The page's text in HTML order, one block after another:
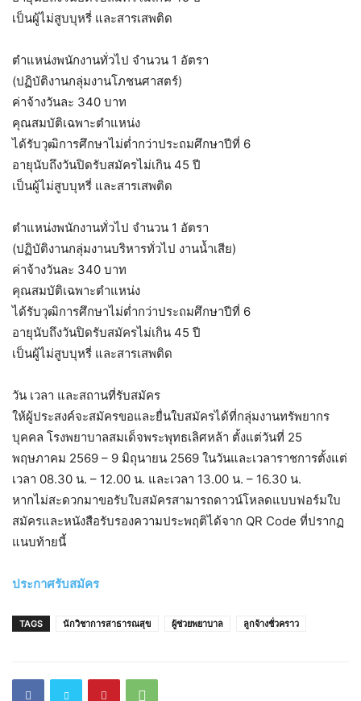
เป็นผู้ไม่สูบบุหรี่ และสารเสพติด
ตำแหน่งพนักงานทั่วไป จำนวน 1 อัตรา
(ปฏิบัติงานกลุ่มงานโภชนศาสตร์)
ค่าจ้างวันละ 340 บาท
คุณสมบัติเฉพาะตำแหน่ง
ได้รับวุฒิการศึกษาไม่ต่ำกว่าประถมศึกษาปีที่ 6
อายุนับถึงวันปิดรับสมัครไม่เกิน 45 ปี
เป็นผู้ไม่สูบบุหรี่ และสารเสพติด
ตำแหน่งพนักงานทั่วไป จำนวน 1 อัตรา
(ปฏิบัติงานกลุ่มงานบริหารทั่วไป งานน้ำเสีย)
ค่าจ้างวันละ 340 บาท
คุณสมบัติเฉพาะตำแหน่ง
ได้รับวุฒิการศึกษาไม่ต่ำกว่าประถมศึกษาปีที่ 6
อายุนับถึงวันปิดรับสมัครไม่เกิน 45 ปี
เป็นผู้ไม่สูบบุหรี่ และสารเสพติด
วัน เวลา และสถานที่รับสมัคร
ให้ผู้ประสงค์จะสมัครขอและยื่นใบสมัครได้ที่กลุ่มงานทรัพยากร
บุคคล โรงพยาบาลสมเด็จพระพุทธเลิศหล้า ตั้งแต่วันที่ 25
พฤษภาคม 2569 – 9 มิถุนายน 2569 ในวันและเวลาราชการตั้งแต่
เวลา 08.30 น. – 12.00 น. และเวลา 13.00 น. – 16.30 น.
หากไม่สะดวกมาขอรับใบสมัครสามารถดาวน์โหลดแบบฟอร์มใบ
สมัครและหนังสือรับรองความประพฤติได้จาก QR Code ที่ปรากฏ
แนบท้ายนี้
ประกาศรับสมัคร
TAGS นักวิชาการสาธารณสุข ผู้ช่วยพยาบาล ลูกจ้างชั่วคราว